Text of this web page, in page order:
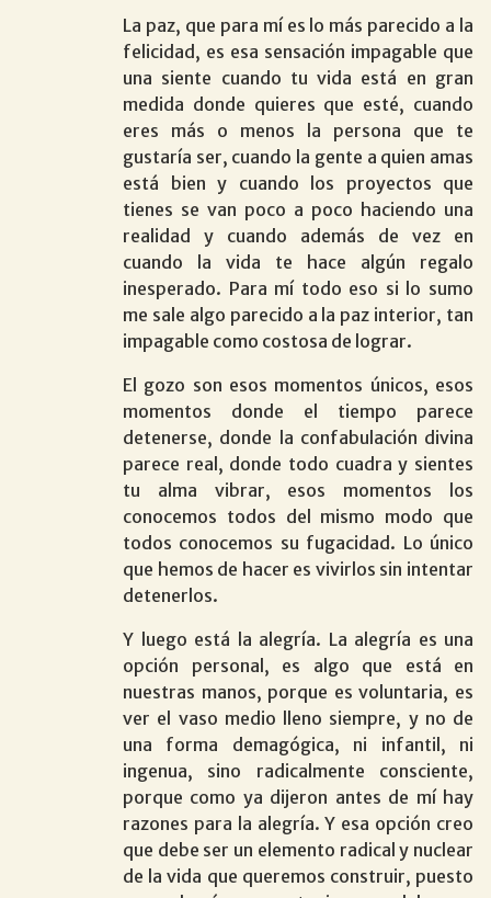
La paz, que para mí es lo más parecido a la
felicidad, es esa sensación impagable que
una siente cuando tu vida está en gran
medida donde quieres que esté, cuando
eres más o menos la persona que te
gustaría ser, cuando la gente a quien amas
está bien y cuando los proyectos que
tienes se van poco a poco haciendo una
realidad y cuando además de vez en
cuando la vida te hace algún regalo
inesperado. Para mí todo eso si lo sumo
me sale algo parecido a la paz interior, tan
impagable como costosa de lograr.
El gozo son esos momentos únicos, esos
momentos donde el tiempo parece
detenerse, donde la confabulación divina
parece real, donde todo cuadra y sientes
tu alma vibrar, esos momentos los
conocemos todos del mismo modo que
todos conocemos su fugacidad. Lo único
que hemos de hacer es vivirlos sin intentar
detenerlos.
Y luego está la alegría. La alegría es una
opción personal, es algo que está en
nuestras manos, porque es voluntaria, es
ver el vaso medio lleno siempre, y no de
una forma demagógica, ni infantil, ni
ingenua, sino radicalmente consciente,
porque como ya dijeron antes de mí hay
razones para la alegría. Y esa opción creo
que debe ser un elemento radical y nuclear
de la vida que queremos construir, puesto